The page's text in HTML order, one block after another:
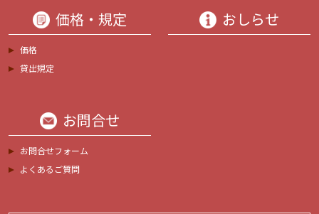
価格・規定
価格
貸出規定
おしらせ
お問合せ
お問合せフォーム
よくあるご質問